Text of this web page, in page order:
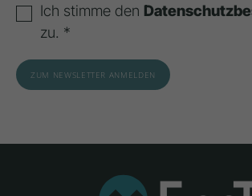
Ich stimme den
zu. *